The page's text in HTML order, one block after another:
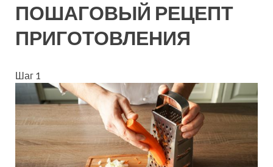
ПОШАГОВЫЙ РЕЦЕПТ
ПРИГОТОВЛЕНИЯ
Шаг 1